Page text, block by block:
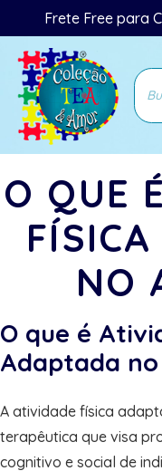
Frete Free para
O QUE
NO
O que é
Adaptada
A atividade física
terapêutica que visa
cognitivo e social de